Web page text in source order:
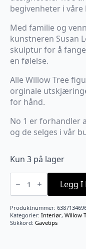
begivenheter i våre
Med familie og
kunstneren Susan
skulptur for å
en følelse.
Alle Willow Tree
orginale
for hånd.
No 1 er forhandler
og de selges i vår
Kun 3 på lager
Surprise
A01 Legg
Produktnummer:
Kategorier: Interiør, Willow
Stikkord: Gavetips